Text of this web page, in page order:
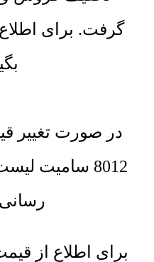
گرفت. برای
در صورت تغییر
8012 سامیت
برای اطلاع از